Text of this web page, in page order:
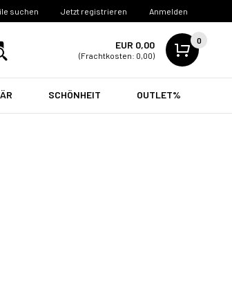
suchen Jetzt registrieren Anmelden
EUR 0,00
(Frachtkosten: 0,00)
0
SCHÖNHEIT OUTLET%